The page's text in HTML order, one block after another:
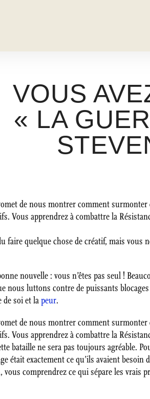
VOUS
« LA
de nous montrer comment surmonter
Vous apprendrez à combattre la
faire quelque chose de créatif, mais vous
nouvelle : vous n’êtes pas seul !
nous luttons contre de puissants
de soi et lapeur.
de nous montrer comment surmonter
Vous apprendrez à combattre la
bataille ne sera pas toujours agréable.
était exactement ce qu’ils avaient besoin
vous comprendrez ce qui sépare les vrais